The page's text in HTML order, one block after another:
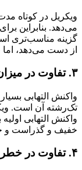
ویکریل در کوتاه
می‌دهد. بنابراین
گزینه مناسب‌تری
از دست می‌دهد،
۳. تفاوت در میزان التهاب بافت
واکنش التهابی
تک‌رشته آن است.
واکنش التهابی
خفیف و گذراست و
۴. تفاوت در خطر عفونت